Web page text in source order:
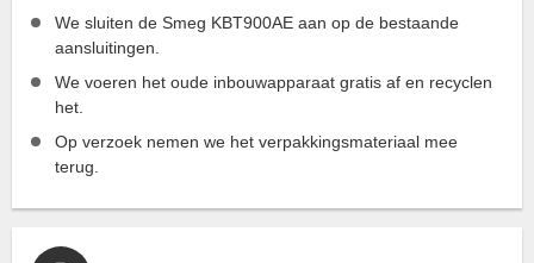
We sluiten de Smeg KBT900AE aan op de bestaande
aansluitingen.
We voeren het oude inbouwapparaat gratis af en recyclen
het.
Op verzoek nemen we het verpakkingsmateriaal mee
terug.